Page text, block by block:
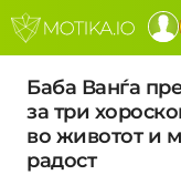
Баба Ванѓа
за три
во животот и
радост